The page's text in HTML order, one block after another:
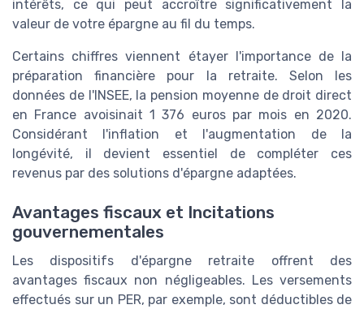
intérêts, ce qui peut accroître significativement la
valeur de votre épargne au fil du temps.
Certains chiffres viennent étayer l'importance de la
préparation financière pour la retraite. Selon les
données de l'INSEE, la pension moyenne de droit direct
en France avoisinait 1 376 euros par mois en 2020.
Considérant l'inflation et l'augmentation de la
longévité, il devient essentiel de compléter ces
revenus par des solutions d'épargne adaptées.
Avantages fiscaux et Incitations
gouvernementales
Les dispositifs d'épargne retraite offrent des
avantages fiscaux non négligeables. Les versements
effectués sur un PER, par exemple, sont déductibles de